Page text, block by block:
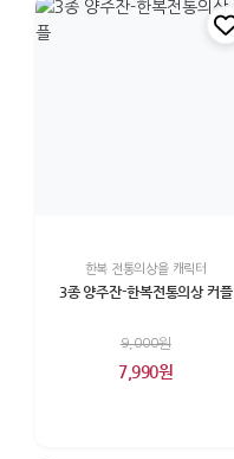
한복 전통의상을 캐릭터
3종 양주잔-한복전통의상 커플
9,000원
7,990원